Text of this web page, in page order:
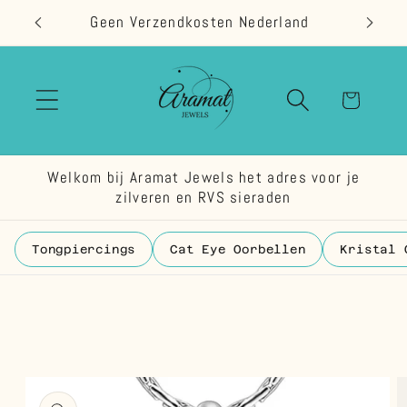
naar de
content
Geen Verzendkosten Nederland
Welkom bij Aramat Jewels het adres voor je
zilveren en RVS sieraden
Tongpiercings Cat Eye Oorbellen Kristal
direct naar